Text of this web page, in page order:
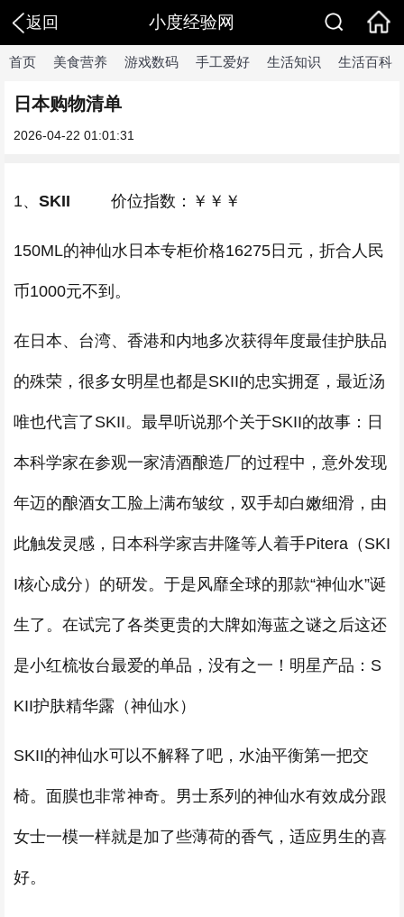
返回 小度经验网
首页 美食营养 游戏数码 手工爱好 生活知识 生活百科
日本购物清单
2026-04-22 01:01:31
1、 SKII 价位指数：￥￥￥
150ML的神仙水日本专柜价格16275日元，折合人民
币1000元不到。
在日本、台湾、香港和内地多次获得年度最佳护肤品
的殊荣，很多女明星也都是SKII的忠实拥趸，最近汤
唯也代言了SKII。最早听说那个关于SKII的故事：日
本科学家在参观一家清酒酿造厂的过程中，意外发现
年迈的酿酒女工脸上满布皱纹，双手却白嫩细滑，由
此触发灵感，日本科学家吉井隆等人着手Pitera（SKI
I核心成分）的研发。于是风靡全球的那款“神仙水”诞
生了。在试完了各类更贵的大牌如海蓝之谜之后这还
是小红梳妆台最爱的单品，没有之一！明星产品：S
KII护肤精华露（神仙水）
SKII的神仙水可以不解释了吧，水油平衡第一把交
椅。面膜也非常神奇。男士系列的神仙水有效成分跟
女士一模一样就是加了些薄荷的香气，适应男生的喜
好。